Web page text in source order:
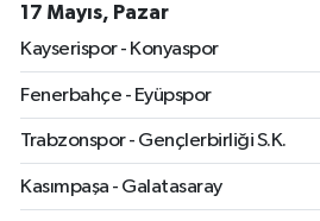
17 Mayıs, Pazar
Kayserispor - Konyaspor
Fenerbahçe - Eyüpspor
Trabzonspor - Gençlerbirliği S.K.
Kasımpaşa - Galatasaray